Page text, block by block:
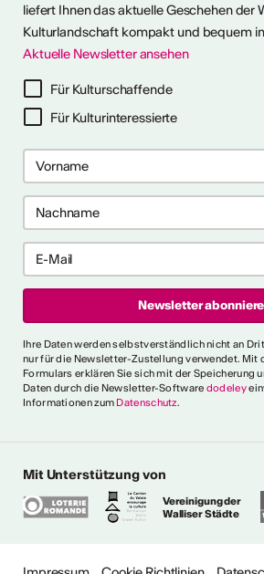
anzeigen
als
r
r
Ein
erklärt ausserdem den
Ausdrücken.
liefert Ihnen das aktuelle Geschehen der
Kulturlandschaft kompakt und bequem
Aktuelle Newsletter ansehen
Für Kulturschaffende
Für Kulturinteressierte
Ihre Daten werden selbstverständlich nicht an
nur für die Newsletter-Zustellung verwendet. Mit
Formulars erklären Sie sich mit der Speicherung
Daten durch die Newsletter-Software dodeley
Informationen zum Datenschutz.
Mit Unterstützung von
Vereinigung der
Walliser Städte